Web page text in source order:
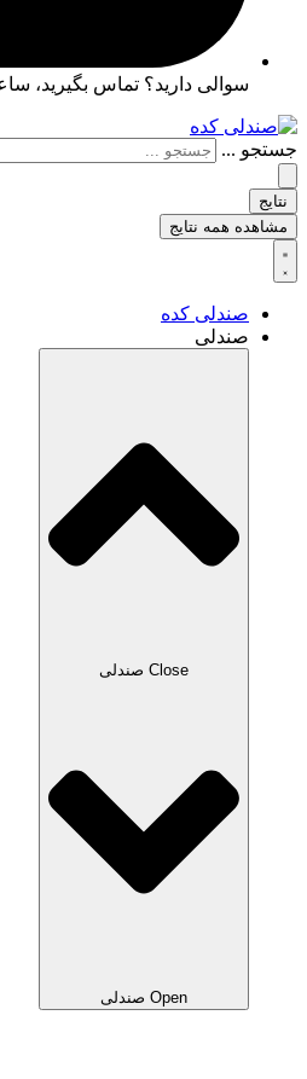
سوالی دارید؟ تماس بگیرید، ساعت
جستجو ...
نتایج
مشاهده همه نتایج
صندلی کده
صندلی
Close صندلی
Open صندلی